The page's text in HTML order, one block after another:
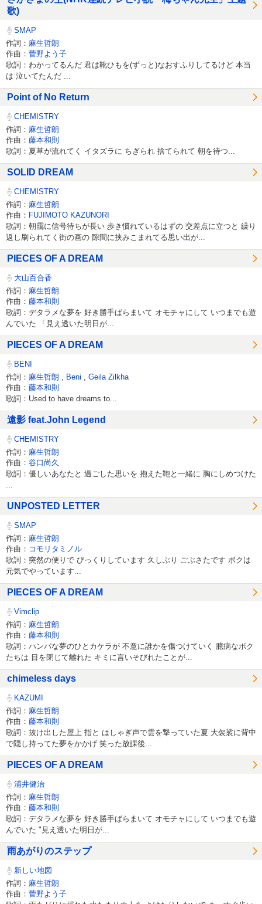
歌)
SMAP
作詞： 麻生哲朗
作曲： 菅野よう子
歌詞：わかってるんだ 君は靴ひもを(ずっと)なおすふりしてるけど 本当
は 泣いてたんだ ...
Point of No Return
CHEMISTRY
作詞： 麻生哲朗
作曲： 藤本和則
歌詞：夏草が流れてく イタズラに ちぎられ 捨てられて 朝を待つ...
SOLID DREAM
CHEMISTRY
作詞： 麻生哲朗
作曲： FUJIMOTO KAZUNORI
歌詞：朝靄に信号待ちが長い 歩き慣れているはずの 交差点に立つと 繰り
返し刷られてく街の画の 隙間に挟みこまれてる思い出が...
PIECES OF A DREAM
大山百合香
作詞： 麻生哲朗
作曲： 藤本和則
歌詞：デタラメな夢を 好き勝手ばらまいて オモチャにして いつまでも遊
んでいた 「見え透いた明日が...
PIECES OF A DREAM
BENI
作詞： 麻生哲朗 Beni
Geila Zilkha
作曲： 藤本和則
歌詞：Used to have dreams to...
遠影 feat.John Legend
CHEMISTRY
作詞： 麻生哲朗
作曲： 谷口尚久
歌詞：優しいあなたと 過ごした思いを 抱えた鞄と一緒に 胸にしめつけた
UNPOSTED LETTER
SMAP
作詞： 麻生哲朗
作曲： コモリタミノル
歌詞：突然の便りで びっくりしています 久しぶり ごぶさたです ボクは
元気でやっています...
PIECES OF A DREAM
Vimclip
作詞： 麻生哲朗
作曲： 藤本和則
歌詞：ハンパな夢のひとカケラが 不意に誰かを傷つけていく 臆病なボク
たちは 目を閉じて離れた キミに言いそびれたことが...
chimeless days
KAZUMI
作詞： 麻生哲朗
作曲： 藤本和則
歌詞：抜け出した屋上 指と はしゃぎ声で雲を撃っていた夏 大袈裟に背中
で隠し持ってた夢をかかげ 笑った放課後...
PIECES OF A DREAM
浦井健治
作詞： 麻生哲朗
作曲： 藤本和則
歌詞：デタラメな夢を 好き勝手ばらまいて オモチャにして いつまでも遊
んでいた "見え透いた明日が...
雨あがりのステップ
新しい地図
作詞： 麻生哲朗
作曲： 菅野よう子